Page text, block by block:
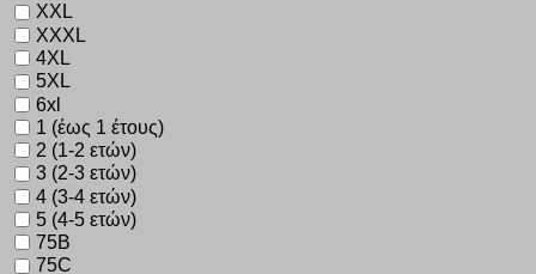
XXL
XXXL
4XL
5XL
6xl
1 (έως 1 έτους)
2 (1-2 ετών)
3 (2-3 ετών)
4 (3-4 ετών)
5 (4-5 ετών)
75B
75C